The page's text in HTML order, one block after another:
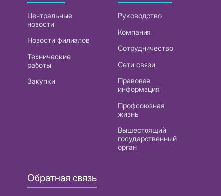
Центральные
новости
Новости филиалов
Технические
работы
Закупки
Руководство
Компания
Сотрудничество
Сети связи
Правовая
информация
Профсоюзная
жизнь
Вышестоящий
государственный
орган
Обратная связь